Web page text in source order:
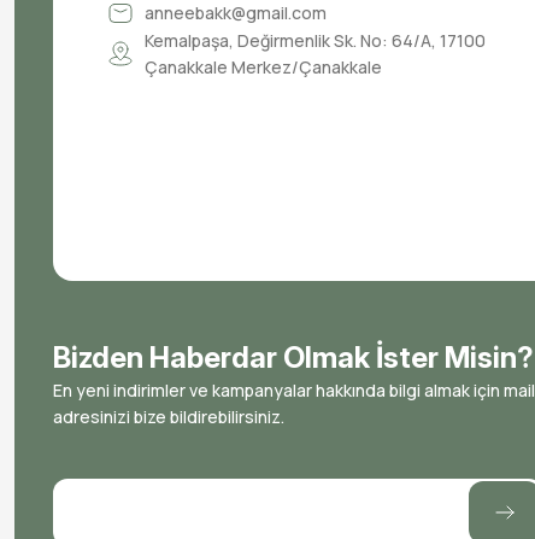
anneebakk@gmail.com
Kemalpaşa, Değirmenlik Sk. No: 64/A, 17100
Çanakkale Merkez/Çanakkale
Bizden Haberdar Olmak İster Misin?
En yeni indirimler ve kampanyalar hakkında bilgi almak için mail
adresinizi bize bildirebilirsiniz.